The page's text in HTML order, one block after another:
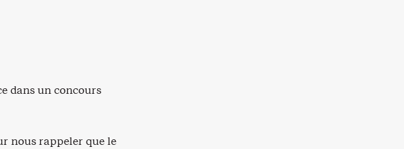
dans un concours
nous rappeler que le